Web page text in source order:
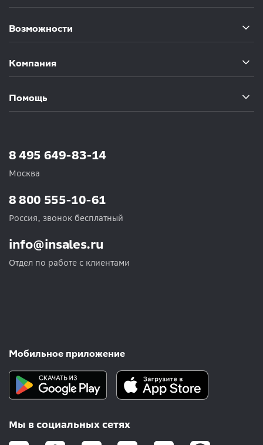
Возможности
Компания
Помощь
8 495 649-83-14
Москва
info@insales.ru
Отдел по работе с клиентами
8 800 555-10-61
Россия, звонок бесплатный
Мобильное приложение
Мы в социальных сетях